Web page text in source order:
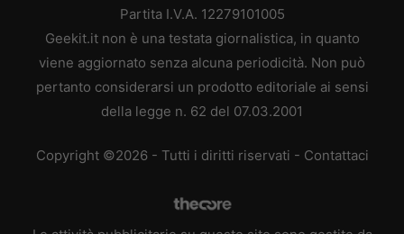
Partita I.V.A. 12279101005
Geekit.it non è una testata giornalistica, in quanto
viene aggiornato senza alcuna periodicità. Non può
pertanto considerarsi un prodotto editoriale ai sensi
della legge n. 62 del 07.03.2001
Copyright ©2026 - Tutti i diritti riservati - Contattaci